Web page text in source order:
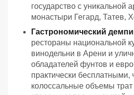
государство с уникальной
монастыри Гегард, Татев,
Гастрономический
рестораны национальной
винодельни в Арени и
обладателей фунтов и евро
практически бесплатными,
колоссальные объемы